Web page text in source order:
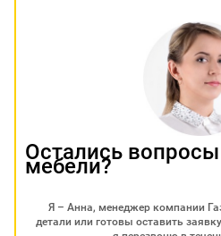
Остались
мебели?
Я – Анна, менеджер компании
детали или готовы оставить